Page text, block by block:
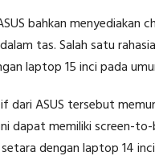
bahkan menyediakan
tas. Salah satu
laptop 15 inci pada
dari ASUS tersebut
dapat memiliki screen-
dengan laptop 14